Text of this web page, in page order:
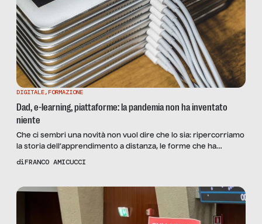
DIGITALE,FORMAZIONE
Dad, e-learning, piattaforme: la pandemia non ha inventato
niente
Che ci sembri una novità non vuol dire che lo sia: ripercorriamo
la storia dell’apprendimento a distanza, le forme che ha
assunto nel 2020 e quelle che potrebbe assumere in futuro.
diFRANCO AMICUCCI